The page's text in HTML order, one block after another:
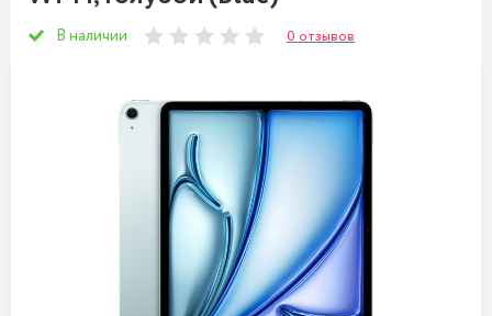
В наличии 0 отзывов